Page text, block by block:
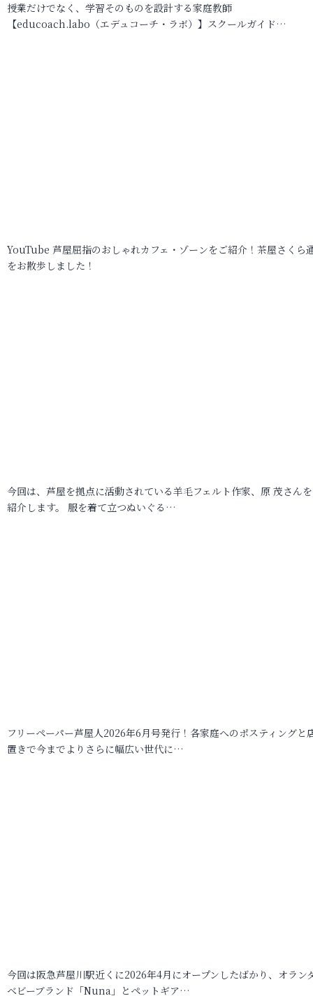
授業だけでなく、学習そのものを設計する家庭教師
【educoach.labo（エデュコーチ・ラボ）】スクールガイド…
YouTube 芦屋屈指のおしゃれカフェ・ゾーンをご紹介！茶屋さくら
をお散歩しました！
今回は、芦屋を拠点に活動されている羊毛フェルト作家、原 茂さん
紹介します。 服を着て立つぬいぐる…
フリーペーパー芦屋人2026年6月号発行！各家庭へのポスティングと
置きで今までよりさらに幅広い世代に…
今回は阪急芦屋川駅近くに2026年4月にオープンしたばかり、オラン
ベビーブランド「Nuna」とペットギア…